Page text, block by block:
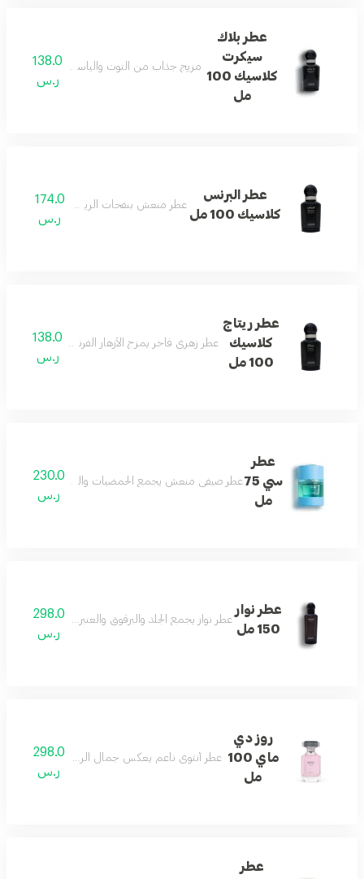
عطر بلاك
سيكرت
كلاسيك 100
مل
مزيج جذاب من التوت والياسمين والفانيليا
138.0
ر.س
عطر البرنس
كلاسيك 100 مل
عطر منعش بنفحات الريحان العذبة والأنيقة.
174.0
ر.س
عطر ريتاج
كلاسيك
100 مل
عطر زهري فاخر يمزج الأزهار الفرنسية مع نفحات
138.0
ر.س
عطر
سي 75
مل
عطر صيفي منعش يجمع الحمضيات والكراميل مع الأخشاب
230.0
ر.س
عطر نوار
150 مل
عطر نوار يجمع الجلد والبرقوق والعنبر والأخشاب
298.0
ر.س
روز دي
ماي 100
مل
عطر أنثوي ناعم يعكس جمال الربيع ونقاءه بلمسات
298.0
ر.س
عطر